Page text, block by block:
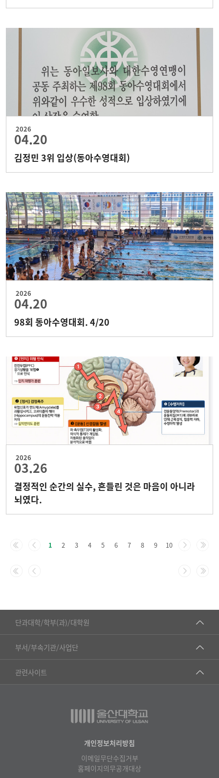
2026
04.20
김정민 3위 입상(동아수영대회)
2026
04.20
98회 동아수영대회. 4/20
2026
03.26
결정적인 순간의 실수, 흔들린 것은 마음이 아니라
뇌였다.
1 2 3 4 5 6 7 8 9 10
단과대학/학부(과)/대학원
■인문대학
▷국어국문학부
▷일본어·일본학과
▷프랑스어·프랑스학과
부서/부속기관/사업단
공동기기센터
공학교육혁신센터
물리BK 미래혁신응집물질물리인재교육연구단
관련사이트
건강가정지원센터
교수협의회
온라인 기술거래 플랫폼
개인정보처리방침
이메일무단수집거부
홈페이지의무공개대상